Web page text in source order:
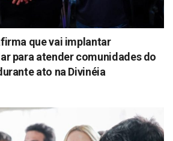
que vai implantar
para atender comunidades do
ato na Divinéia